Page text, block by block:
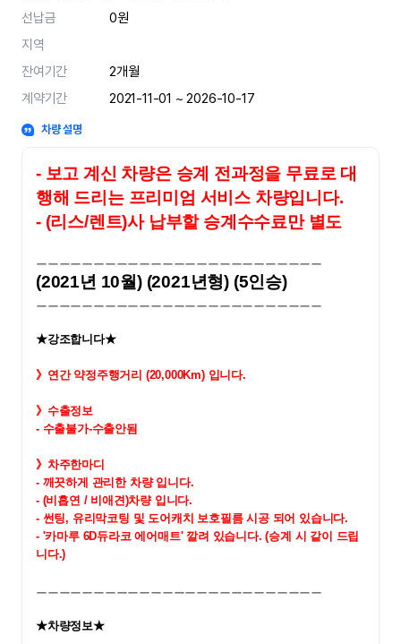
선납금
0원
지역
잔여기간
2개월
계약기간
2021-11-01 ~ 2026-10-17
차량 설명
- 보고 계신 차량은 승계 전과정을 무료로 대
행해 드리는 프리미엄 서비스 차량입니다.
- (리스/렌트)사 납부할 승계수수료만 별도
ㅡㅡㅡㅡㅡㅡㅡㅡㅡㅡㅡㅡㅡㅡㅡㅡㅡㅡㅡㅡㅡㅡㅡㅡㅡ
(2021년 10월) (2021년형) (5인승)
ㅡㅡㅡㅡㅡㅡㅡㅡㅡㅡㅡㅡㅡㅡㅡㅡㅡㅡㅡㅡㅡㅡㅡㅡㅡ
★강조합니다★
》연간 약정주행거리 (20,000Km) 입니다.
》 수출정보
- 수출불가-수출안됨
》차주한마디
- 깨끗하게 관리한 차량 입니다.
- (비흡연 / 비애견)차량 입니다.
- 썬팅, 유리막코팅 및 도어캐치 보호필름 시공 되어 있습니다.
- '카마루 6D듀라코 에어매트' 깔려 있습니다. (승계 시 같이 드립
니다.)
ㅡㅡㅡㅡㅡㅡㅡㅡㅡㅡㅡㅡㅡㅡㅡㅡㅡㅡㅡㅡㅡㅡㅡㅡㅡ
★차량정보★